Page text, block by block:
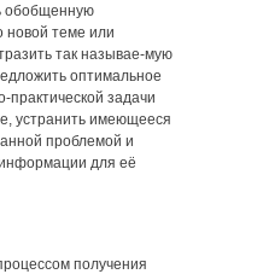
обобщенную
теме или
так называе-мую
оптимальное
практической задачи
устранить имеющееся
проблемой и
для её
получения